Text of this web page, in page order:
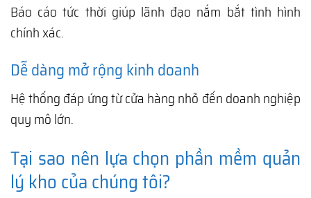
Báo cáo tức thời giúp lãnh đạo nắm bắt tình hình
chính xác.
Dễ dàng mở rộng kinh doanh
Hệ thống đáp ứng từ cửa hàng nhỏ đến doanh nghiệp
quy mô lớn.
Tại sao nên lựa chọn phần mềm quản
lý kho của chúng tôi?